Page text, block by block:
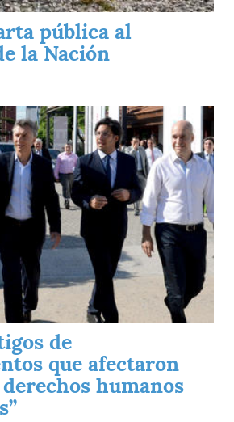
pública al
la Nación
de
que afectaron
humanos